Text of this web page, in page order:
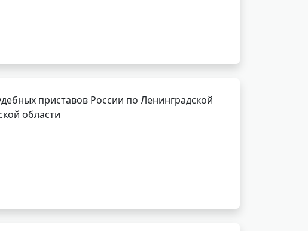
приставов России по Ленинградской
области